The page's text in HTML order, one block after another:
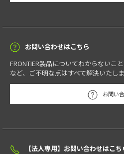
お問い合わせはこちら
FRONTIER製品についてわからないこ
など、ご不明な点はすべて解決いたしま
お問い
【法人専用】お問い合わせはこち